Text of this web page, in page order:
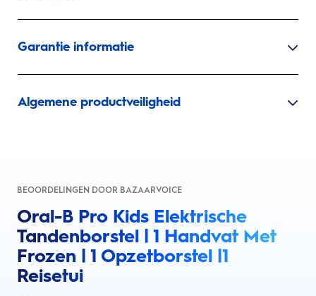
Garantie informatie
Algemene productveiligheid
BEOORDELINGEN DOOR BAZAARVOICE
Oral-B Pro Kids Elektrische
Tandenborstel | 1 Handvat Met
Frozen | 1 Opzetborstel |1
Reisetui